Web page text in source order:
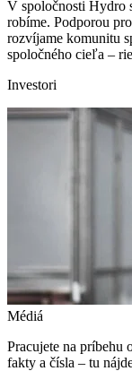
V spoločnosti Hydro
robíme. Podporou
rozvíjame komunitu
spoločného cieľa –
Investori
Médiá
Pracujete na príbehu
fakty a čísla – tu